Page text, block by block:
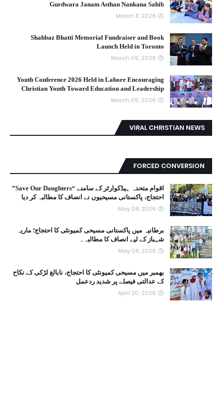
Gurdwara Janam Asthan Nankana Sahib
March 11, 2026
Shahbaz Bhatti Memorial Fundraiser and Book
Launch Held in Toronto
March 09, 2026
Youth Conference 2026 Held in Lahore Encouraging
Christian Youth Toward Education and Leadership
March 09, 2026
VIRAL CHRISTIAN NEWS
FORCED CONVERSION
اقوام متحدہ ہیڈکوارٹر کے سامنے “Save Our Daughters”
احتجاج، پاکستانی مسیحیوں نے انصاف کا مطالبہ کر دیا
May 08, 2026
برطانیہ میں پاکستانی مسیحی کمیونٹی کا احتجاج؛ ماریہ
شہباز کے لیے انصاف کا مطالبہ۔
May 08, 2026
بھمبر میں مسیحی کمیونٹی کا احتجاج، نابالغ لڑکی کے نکاح
کے عدالتی فیصلے پر شدید ردعمل
April 20, 2026